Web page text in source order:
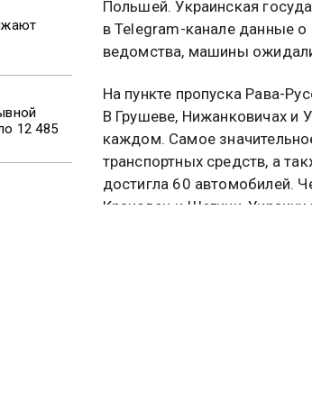
12 485
Польшей. Украинская
в Telegram-канале данные
ведомства, машины
На пункте пропуска Рава-
В Грушеве, Нижанковичах и
каждом. Самое
транспортных средств, а
достигла 60 автомобилей.
Краковец и Шегини,